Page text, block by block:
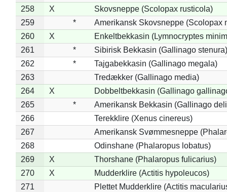
258
X
Skovsneppe (Scolopax rusticola)
259
*
Amerikansk Skovsneppe (Scolopax
260
X
Enkeltbekkasin (Lymnocryptes
261
*
Sibirisk Bekkasin (Gallinago stenura)
262
*
Tajgabekkasin (Gallinago megala)
263
Tredækker (Gallinago media)
264
X
Dobbeltbekkasin (Gallinago
265
*
Amerikansk Bekkasin (Gallinago
266
Terekklire (Xenus cinereus)
267
Amerikansk Svømmesneppe
268
Odinshane (Phalaropus lobatus)
269
X
Thorshane (Phalaropus fulicarius)
270
X
Mudderklire (Actitis hypoleucos)
271
Plettet Mudderklire (Actitis